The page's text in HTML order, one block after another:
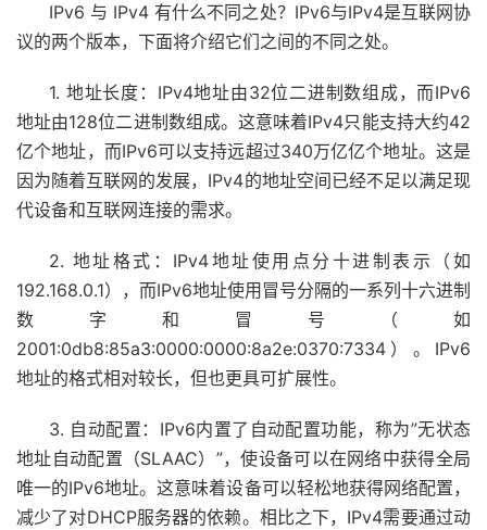
IPv6 与 IPv4 有什么不同之处？IPv6与IPv4是互联网协
议的两个版本，下面将介绍它们之间的不同之处。
1. 地址长度：IPv4地址由32位二进制数组成，而IPv6
地址由128位二进制数组成。这意味着IPv4只能支持大约42
亿个地址，而IPv6可以支持远超过340万亿亿个地址。这是
因为随着互联网的发展，IPv4的地址空间已经不足以满足现
代设备和互联网连接的需求。
2. 地址格式：IPv4地址使用点分十进制表示（如
192.168.0.1），而IPv6地址使用冒号分隔的一系列十六进制
数字和冒号（如
2001:0db8:85a3:0000:0000:8a2e:0370:7334）。IPv6
地址的格式相对较长，但也更具可扩展性。
3. 自动配置：IPv6内置了自动配置功能，称为”无状态
地址自动配置（SLAAC）”，使设备可以在网络中获得全局
唯一的IPv6地址。这意味着设备可以轻松地获得网络配置，
减少了对DHCP服务器的依赖。相比之下，IPv4需要通过动